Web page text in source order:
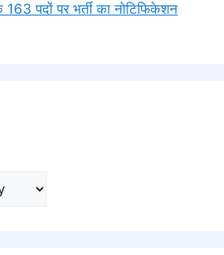
163 पदों पर भर्ती का नोटिफिकेशन